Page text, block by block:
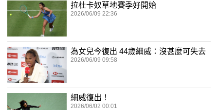
拉杜卡奴草地賽季好開始
2026/06/09 22:36
為女兒今復出 44歲細威：沒甚麼可失去
2026/06/09 09:58
細威復出！
2026/06/02 00:01